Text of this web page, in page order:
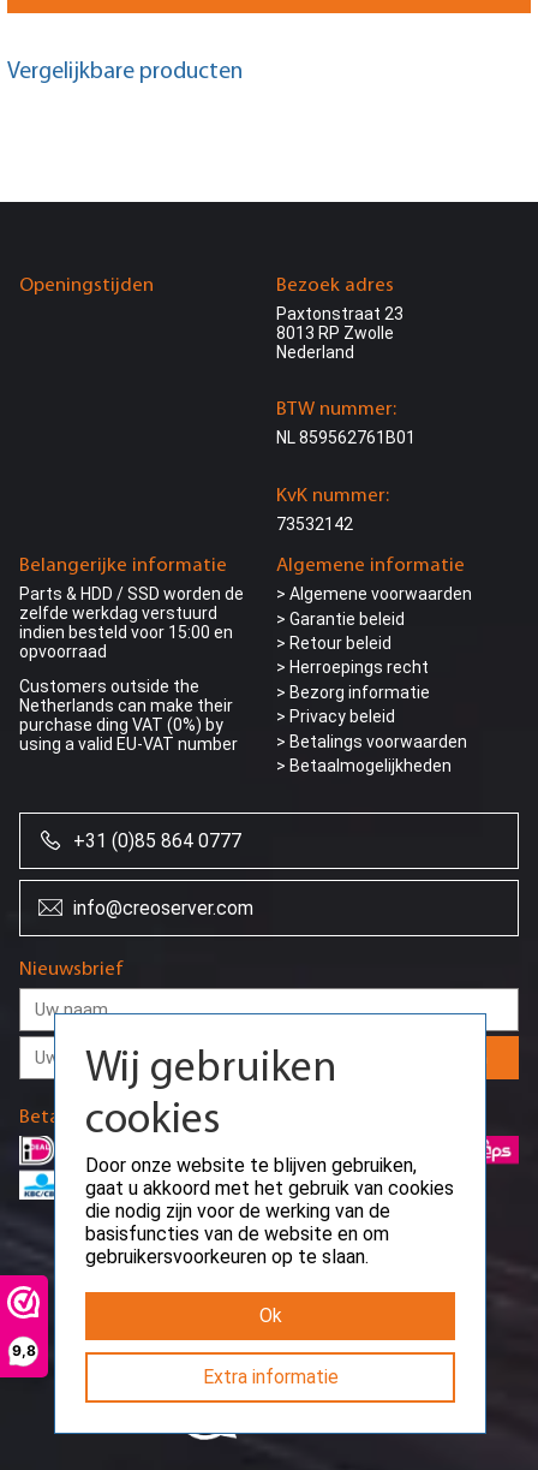
Vergelijkbare producten
Openingstijden
Belangerijke informatie
Parts & HDD / SSD worden de
zelfde werkdag verstuurd
indien besteld voor 15:00 en
opvoorraad
Customers outside the
Netherlands can make their
purchase ding VAT (0%) by
using a valid EU-VAT number
Algemene informatie
> Algemene voorwaarden
> Garantie beleid
> Retour beleid
> Herroepings recht
> Bezorg informatie
> Privacy beleid
> Betalings voorwaarden
> Betaalmogelijkheden
Bezoek adres
Paxtonstraat 23
8013 RP Zwolle
Nederland
BTW nummer:
NL 859562761B01
KvK nummer:
73532142
+31 (0)85 864 0777
info@creoserver.com
Nieuwsbrief
Betaalmethodes
Wij gebruiken
cookies
gaat u akkoord met het gebruik van cookies
die nodig zijn voor de werking van de
basisfuncties van de website en om
gebruikersvoorkeuren op te slaan.
Ok
Extra informatie
Request error
Path: /api/public/work-time